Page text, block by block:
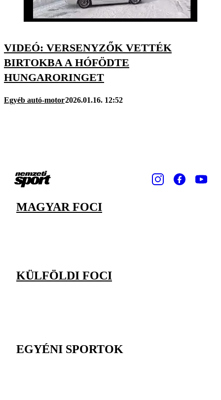
VIDEÓ: VERSENYZŐK VETTÉK
BIRTOKBA A HÓFÖDTE
HUNGARORINGET
Egyéb autó-motor2026.01.16. 12:52
MAGYAR FOCI
KÜLFÖLDI FOCI
EGYÉNI SPORTOK